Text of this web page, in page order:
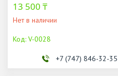
13 500 ₸
Нет в наличии
V-0028
+7 (747) 846-32-35